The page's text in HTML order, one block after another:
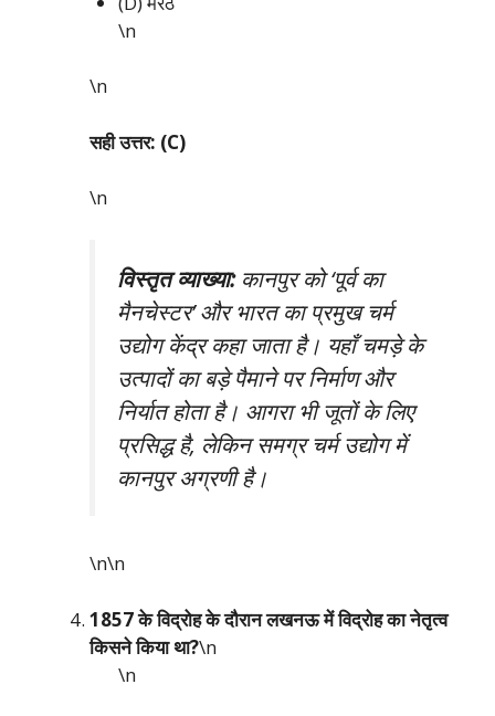
\n
\n
सही उत्तर: (C)
\n
विस्तृत व्याख्या:कानपुर को ‘पूर्व का
मैनचेस्टर’ और भारत का प्रमुख चर्म
उद्योग केंद्र कहा जाता है। यहाँ चमड़े के
उत्पादों का बड़े पैमाने पर निर्माण और
निर्यात होता है। आगरा भी जूतों के लिए
प्रसिद्ध है, लेकिन समग्र चर्म उद्योग में
कानपुर अग्रणी है।
\n\n
1857 के विद्रोह के दौरान लखनऊ में विद्रोह का नेतृत्व
किसने किया था?\n
\n